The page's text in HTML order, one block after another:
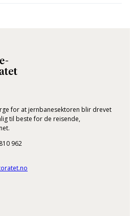
for at jernbanesektoren blir drevet
til beste for de reisende,
962